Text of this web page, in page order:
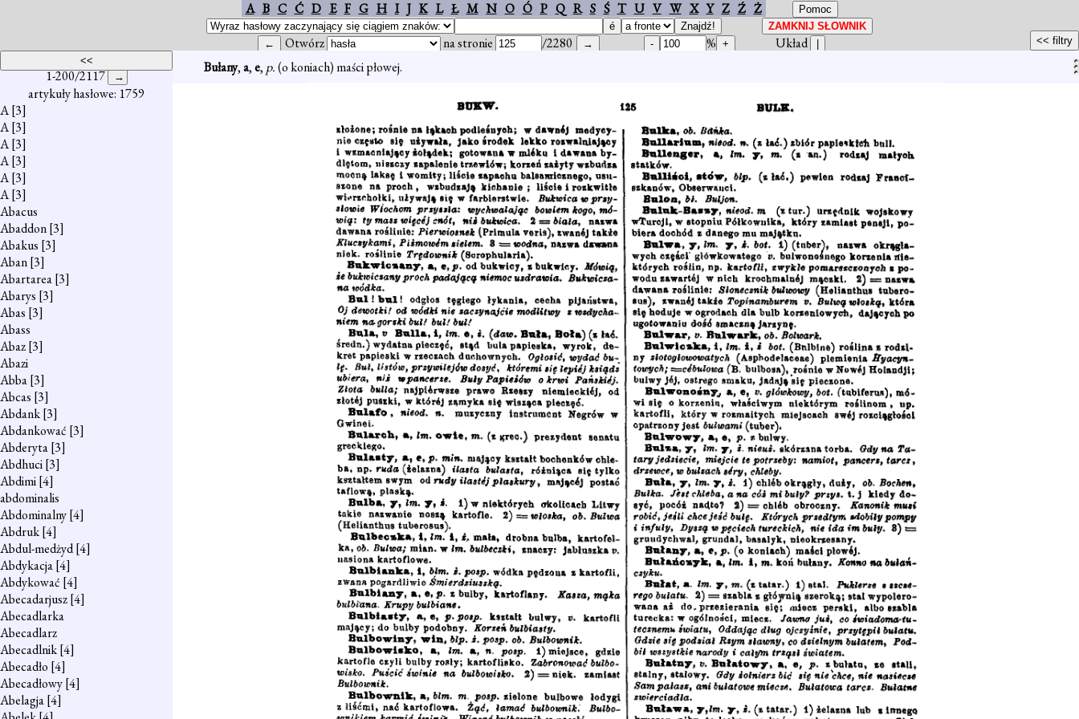
A B C Ć D E F G H I J K L Ł M N O Ó P Q R S Ś T U V W X Y Z Ź Ż
Otwórz na stronie /2280 %
Układ
1-200/2117
artykuły hasłowe: 1759
A[3]
A[3]
A[3]
A[3]
A[3]
A[3]
Abacus
Abaddon[3]
Abakus [3]
Aban[3]
Abartarea[3]
Abarys [3]
Abas [3]
Abass
Abaz[3]
Abazi
Abba[3]
Abcas [3]
Abdank[3]
Abdankować [3]
Abderyta[3]
Abdhuci[3]
Abdimi[4]
abdominalis
Abdominalny[4]
Abdruk[4]
Abdul-medżyd[4]
Abdykacja[4]
Abdykować [4]
Abecadarjusz[4]
Abecadlarka
Abecadlarz
Abecadlnik[4]
Abecadło [4]
Abecadłowy[4]
Abelagja[4]
Bułany,a,e, p.(o koniach) maści płowej.